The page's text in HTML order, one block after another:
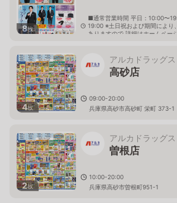
8枚
■通常営業時間 平日：10:00〜
19:00 ※土日祝および期間により
ありますので 詳細はホームペー
4枚
アルカドラッグ
高砂店
09:00-20:00
兵庫県高砂市高砂町 栄町 373-1
2枚
アルカドラッグ
曽根店
10:00-20:00
兵庫県高砂市曽根町951-1